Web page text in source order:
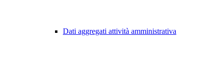
Dati aggregati attività amministrativa